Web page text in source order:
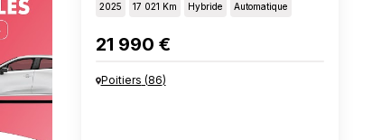
2025 17 021 Km Hybride Automatique
21 990 €
Poitiers (86)